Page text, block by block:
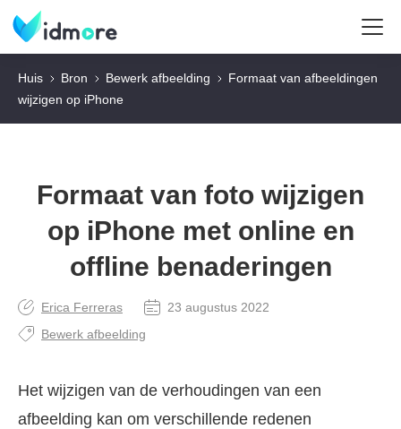
Huis Bron Bewerk afbeelding
Formaat van afbeeldingen
wijzigen op iPhone
Formaat van foto wijzigen
op iPhone met online en
offline benaderingen
Erica Ferreras
23 augustus 2022
Bewerk afbeelding
Het wijzigen van de verhoudingen van een
afbeelding kan om verschillende redenen